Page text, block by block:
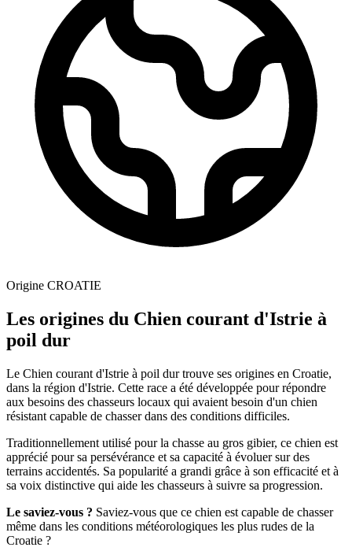
Origine CROATIE
Les origines du Chien courant d'Istrie à
poil dur
Le Chien courant d'Istrie à poil dur trouve ses origines en Croatie,
dans la région d'Istrie. Cette race a été développée pour répondre
aux besoins des chasseurs locaux qui avaient besoin d'un chien
résistant capable de chasser dans des conditions difficiles.
Traditionnellement utilisé pour la chasse au gros gibier, ce chien est
apprécié pour sa persévérance et sa capacité à évoluer sur des
terrains accidentés. Sa popularité a grandi grâce à son efficacité et à
sa voix distinctive qui aide les chasseurs à suivre sa progression.
Le saviez-vous ? Saviez-vous que ce chien est capable de chasser
même dans les conditions météorologiques les plus rudes de la
Croatie ?